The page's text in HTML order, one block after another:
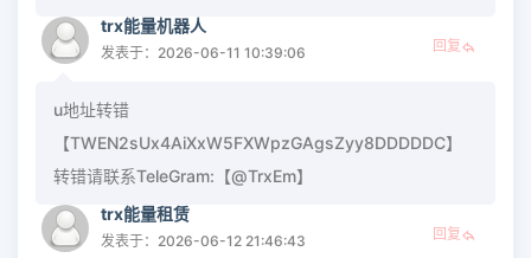
trx能量机器人
发表于：2026-06-11 10:39:06 回复
u地址转错
【TWEN2sUx4AiXxW5FXWpzGAgsZyy8DDDDDC】
转错请联系TeleGram:【@TrxEm】
trx能量租赁
发表于：2026-06-12 21:46:43 回复